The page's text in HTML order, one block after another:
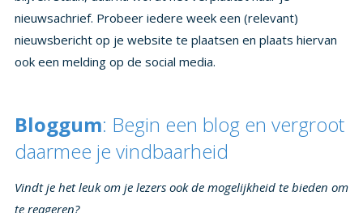
ook een melding op de social media.
Bloggum: Begin een blog en vergroot
daarmee je vindbaarheid
Vindt je het leuk om je lezers ook de mogelijkheid te bieden om
te reageren?